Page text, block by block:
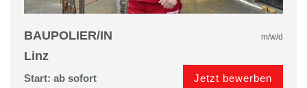
BAUPOLIER/IN m/w/d
Linz
Start: ab sofort Jetzt bewerben